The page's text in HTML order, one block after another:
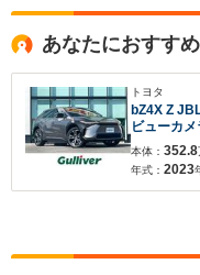
あなたにおすす
トヨタ
bZ4X Z
ビューカ
ラー 革
BSM アド
本体： 352.8
年式： 2023